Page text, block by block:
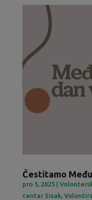
Čestitamo
pro 5, 2025|
centar Sisak,